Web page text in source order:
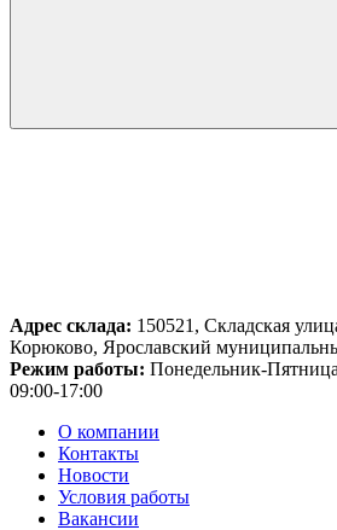
Адрес склада: 150521, Складская
Корюково, Ярославский
Режим работы: Понедельник-
09:00-17:00
О компании
Контакты
Новости
Условия работы
Вакансии